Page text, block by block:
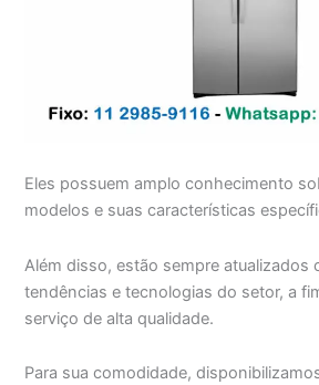
Eles possuem amplo conhecimento
modelos e suas características
Além disso, estão sempre atualizados
tendências e tecnologias do setor, a
serviço de alta qualidade.
Para sua comodidade,